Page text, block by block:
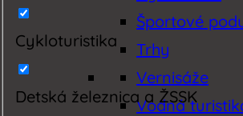
Cykloturistika
Detská železnica a ŽSSK
Športové
Trhy
Vernisáže
Vodná